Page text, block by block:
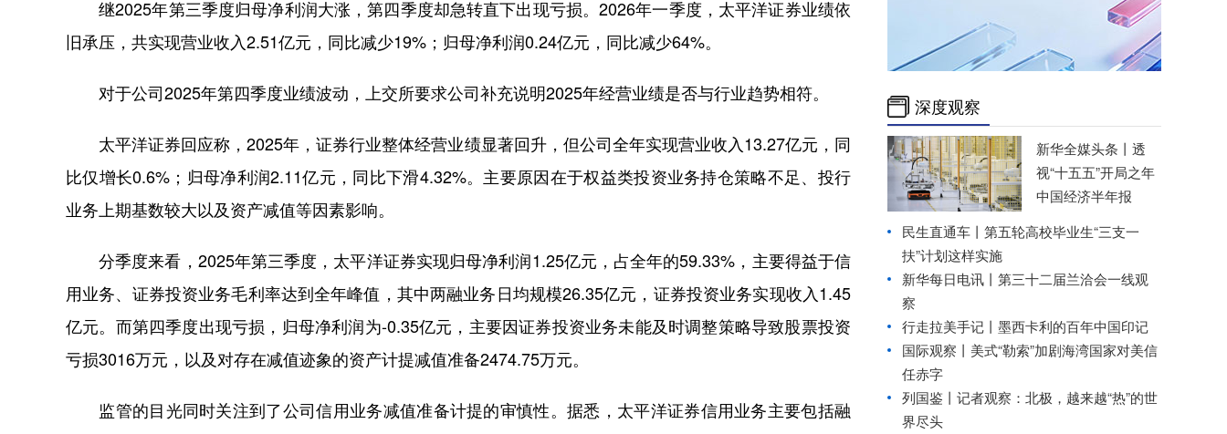
继2025年第三季度归母净利润大涨，第四季度却急转直下出现亏损。2026年一季度，太平洋证券业绩依
旧承压，共实现营业收入2.51亿元，同比减少19%；归母净利润0.24亿元，同比减少64%。
对于公司2025年第四季度业绩波动，上交所要求公司补充说明2025年经营业绩是否与行业趋势相符。
太平洋证券回应称，2025年，证券行业整体经营业绩显著回升，但公司全年实现营业收入13.27亿元，同
比仅增长0.6%；归母净利润2.11亿元，同比下滑4.32%。主要原因在于权益类投资业务持仓策略不足、投行
业务上期基数较大以及资产减值等因素影响。
分季度来看，2025年第三季度，太平洋证券实现归母净利润1.25亿元，占全年的59.33%，主要得益于信
用业务、证券投资业务毛利率达到全年峰值，其中两融业务日均规模26.35亿元，证券投资业务实现收入1.45
亿元。而第四季度出现亏损，归母净利润为-0.35亿元，主要因证券投资业务未能及时调整策略导致股票投资
亏损3016万元，以及对存在减值迹象的资产计提减值准备2474.75万元。
监管的目光同时关注到了公司信用业务减值准备计提的审慎性。据悉，太平洋证券信用业务主要包括融
深度观察
新华全媒头条丨 透
视“十五五”开局之年
中国经济半年报
民生直通车丨 第五轮高校毕业生“三支一
扶”计划这样实施
新华每日电讯丨 第三十二届兰洽会一线观
察
行走拉美手记丨墨西卡利的百年中国印记
国际观察丨 美式“勒索”加剧海湾国家对美信
任赤字
列国鉴丨记者观察：北极，越来越“热”的世
界尽头